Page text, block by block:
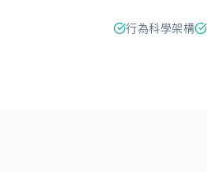
行為科學架構